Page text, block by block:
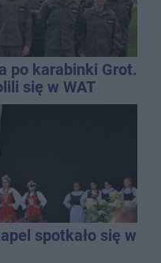
po karabinki Grot.
się w WAT
spotkało się w